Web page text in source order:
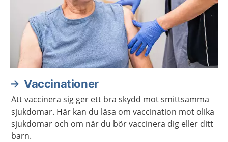
Vaccinationer
Att vaccinera sig ger ett bra skydd mot smittsamma
sjukdomar. Här kan du läsa om vaccination mot olika
sjukdomar och om när du bör vaccinera dig eller ditt
barn.